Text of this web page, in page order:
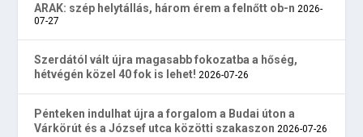
ARAK: szép helytállás, három érem a felnőtt ob-n 2026-
07-27
Szerdától vált újra magasabb fokozatba a hőség,
hétvégén közel 40 fok is lehet! 2026-07-26
Pénteken indulhat újra a forgalom a Budai úton a
Várkörút és a József utca közötti szakaszon 2026-07-26